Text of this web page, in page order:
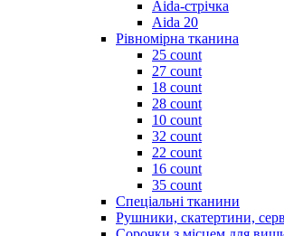
Aida-стрічка
Aida 20
Рівномірна тканина
25 count
27 count
18 count
28 count
10 count
32 count
22 count
16 count
35 count
Спеціальні тканини
Рушники, скатертини,